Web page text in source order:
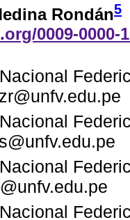
Rondán5
0009-0000-